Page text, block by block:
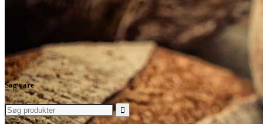
Søg vare
Søg
efter: